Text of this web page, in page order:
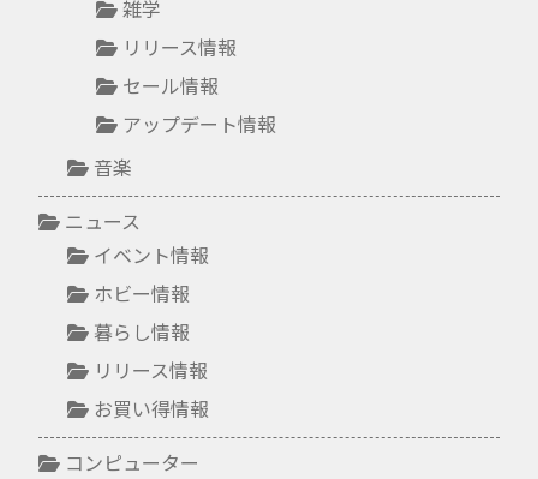
雑学
リリース情報
セール情報
アップデート情報
音楽
ニュース
イベント情報
ホビー情報
暮らし情報
リリース情報
お買い得情報
コンピューター